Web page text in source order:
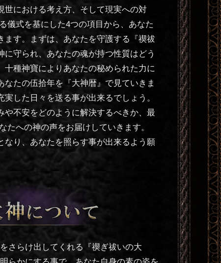
における考え方、そして現実への対
儀式を基にした4つの項目から、あなた
す。まずは、あなたを守護する『禊祓
守られ、あなたの魂が持つ性質はどう
種神寶によりあなたの秘められた力に
たの伍拾年を『大神暦』で見ていきま
した日々を送る事が出来るでしょう。
不安をどのように解決するべきか、最
への神の声をお届けしていきます。
り、あなたを照らす事が出来るよう願
さらけ出してくれる『禊ぎ祓いの大